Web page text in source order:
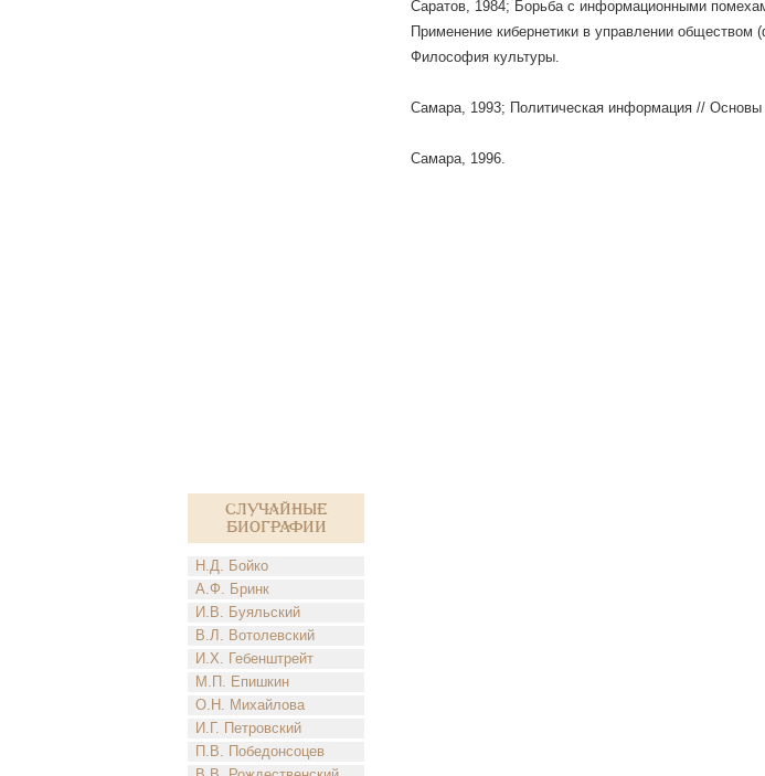
Случайные
биографии
Н.Д. Бойко
А.Ф. Бринк
И.В. Буяльский
В.Л. Вотолевский
И.Х. Гебенштрейт
М.П. Епишкин
О.Н. Михайлова
И.Г. Петровский
П.В. Победонсоцев
Саратов, 1984; Борьба с информационными
Применение кибернетики в управлении
Философия культуры.
Самара, 1993; Политическая информация // Основы
Самара, 1996.